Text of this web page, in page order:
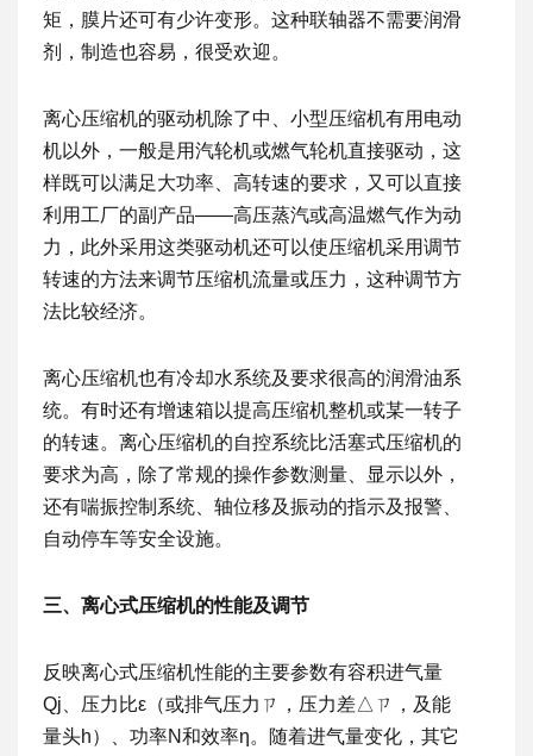
矩，膜片还可有少许变形。这种联轴器不需要润滑
剂，制造也容易，很受欢迎。
离心压缩机的驱动机除了中、小型压缩机有用电动
机以外，一般是用汽轮机或燃气轮机直接驱动，这
样既可以满足大功率、高转速的要求，又可以直接
利用工厂的副产品——高压蒸汽或高温燃气作为动
力，此外采用这类驱动机还可以使压缩机采用调节
转速的方法来调节压缩机流量或压力，这种调节方
法比较经济。
离心压缩机也有冷却水系统及要求很高的润滑油系
统。有时还有增速箱以提高压缩机整机或某一转子
的转速。离心压缩机的自控系统比活塞式压缩机的
要求为高，除了常规的操作参数测量、显示以外，
还有喘振控制系统、轴位移及振动的指示及报警、
自动停车等安全设施。
三、离心式压缩机的性能及调节
反映离心式压缩机性能的主要参数有容积进气量
Qj、压力比ε（或排气压力ㄗ，压力差△ㄗ，及能
量头h）、功率N和效率η。随着进气量变化，其它